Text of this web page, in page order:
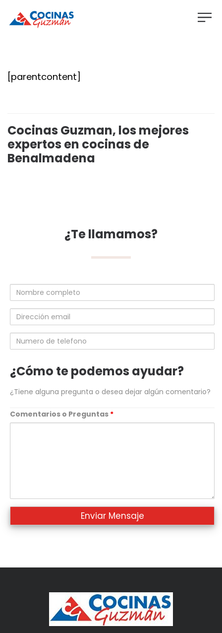
[parentcontent]
Cocinas Guzman, los mejores
expertos en cocinas de
Benalmadena
¿Te llamamos?
Nombre
completo
Dirección
email
Numero
de
¿Cómo te podemos ayudar?
¿Tiene alguna pregunta o desea dejar algún comentario?
Comentarios o Preguntas *